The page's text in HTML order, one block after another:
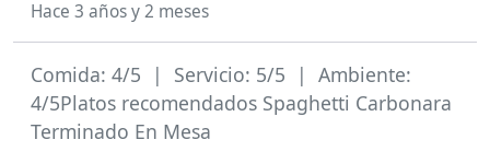
Hace 3 años y 2 meses
Comida: 4/5 | Servicio: 5/5 | Ambiente:
4/5Platos recomendados Spaghetti Carbonara
Terminado En Mesa